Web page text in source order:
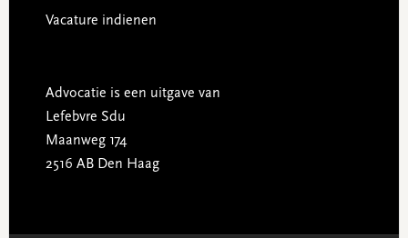
Vacature indienen
Advocatie is een uitgave van
Lefebvre Sdu
Maanweg 174
2516 AB Den Haag